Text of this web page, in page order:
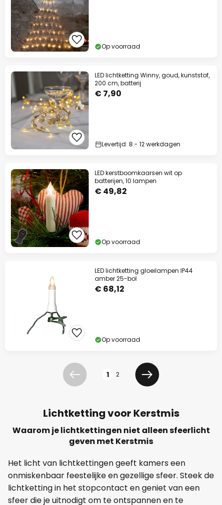
Op voorraad
LED lichtketting Winny, goud, kunststof,
200 cm, batterij
€ 7,90
Levertijd: 8 - 12 werkdagen
LED kerstboomkaarsen wit op
batterijen, 10 lampen
€ 49,82
Op voorraad
LED lichtketting gloeilampen IP44
amber 25-bol
€ 68,12
Op voorraad
Vorige 1 2
Volgende
Lichtketting voor Kerstmis
Waarom je lichtkettingen niet alleen sfeerlicht
geven met Kerstmis
Het licht van lichtkettingen geeft kamers een
onmiskenbaar feestelijke en gezellige sfeer. Steek de
lichtketting in het stopcontact en geniet van een
sfeer die je uitnodigt om te ontspannen en te